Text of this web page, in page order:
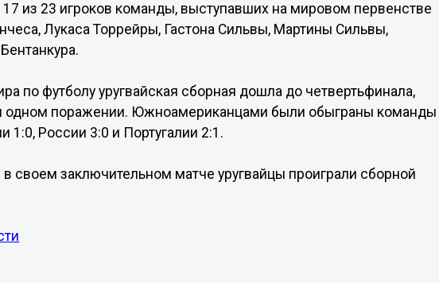
из 23 игроков команды, выступавших на мировом первенстве
Лукаса Торрейры, Гастона Сильвы, Мартины Сильвы,
по футболу уругвайская сборная дошла до четвертьфинала,
одном поражении. Южноамериканцами были обыграны команды
1:0, России 3:0 и Португалии 2:1.
своем заключительном матче уругвайцы проиграли сборной